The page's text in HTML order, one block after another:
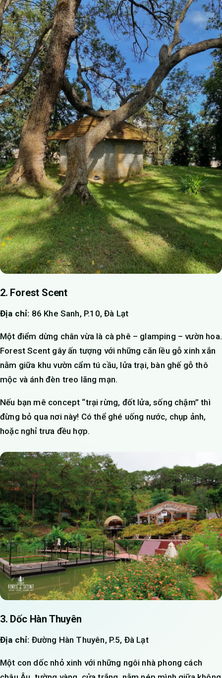
2. Forest Scent
Địa chỉ: 86 Khe Sanh, P.10, Đà Lạt
Một điểm dừng chân vừa là cà phê – glamping – vườn hoa.
Forest Scent gây ấn tượng với những căn lều gỗ xinh xắn
nằm giữa khu vườn cẩm tú cầu, lửa trại, bàn ghế gỗ thô
mộc và ánh đèn treo lãng mạn.
Nếu bạn mê concept “trại rừng, đốt lửa, sống chậm” thì
đừng bỏ qua nơi này! Có thể ghé uống nước, chụp ảnh,
hoặc nghỉ trưa đều hợp.
3. Dốc Hàn Thuyên
Địa chỉ: Đường Hàn Thuyên, P.5, Đà Lạt
Một con dốc nhỏ xinh với những ngôi nhà phong cách